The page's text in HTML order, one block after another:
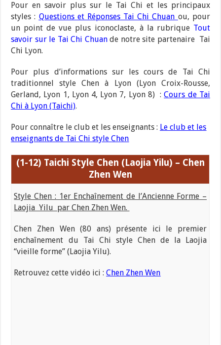
Pour en savoir plus sur le Tai Chi et les principaux
styles : Questions et Réponses Tai Chi Chuan ou, pour
un point de vue plus iconoclaste, à la rubrique Tout
savoir sur le Tai Chi Chuande notre site partenaire Tai
Chi Lyon.
Pour plus d’informations sur les cours de Tai Chi
traditionnel style Chen à Lyon (Lyon Croix-Rousse,
Gerland, Lyon 1, Lyon 4, Lyon 7, Lyon 8) :Cours de Tai
Chi à Lyon (Taichi).
Pour connaître le club et les enseignants : Le club et les
enseignants de Tai Chi style Chen
(1-12) Taichi Style Chen (Laojia Yilu) – Chen
Zhen Wen
Style Chen : 1er Enchaînement de l’Ancienne Forme –
Laojia Yilu par Chen Zhen Wen.
Chen Zhen Wen (80 ans) présente ici le premier
enchaînement du Tai Chi style Chen de la Laojia
“vieille forme” (Laojia Yilu).
Retrouvez cette vidéo ici :Chen Zhen Wen